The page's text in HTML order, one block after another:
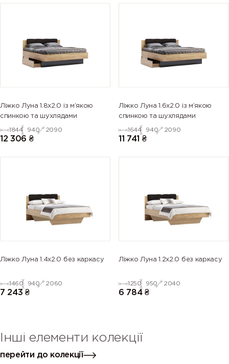
Ліжко Луна 1.8х2.0 із м’якою
спинкою та шухлядами
1844 940 2090
12 306 ₴
Ліжко Луна 1.6х2.0 із м’якою
спинкою та шухлядами
1644 940 2090
11 741 ₴
Ліжко Луна 1.4х2.0 без каркасу
1460 940 2060
7 243 ₴
Ліжко Луна 1.2х2.0 без каркасу
1250 950 2040
6 784 ₴
Інші елементи колекції
перейти до колекції